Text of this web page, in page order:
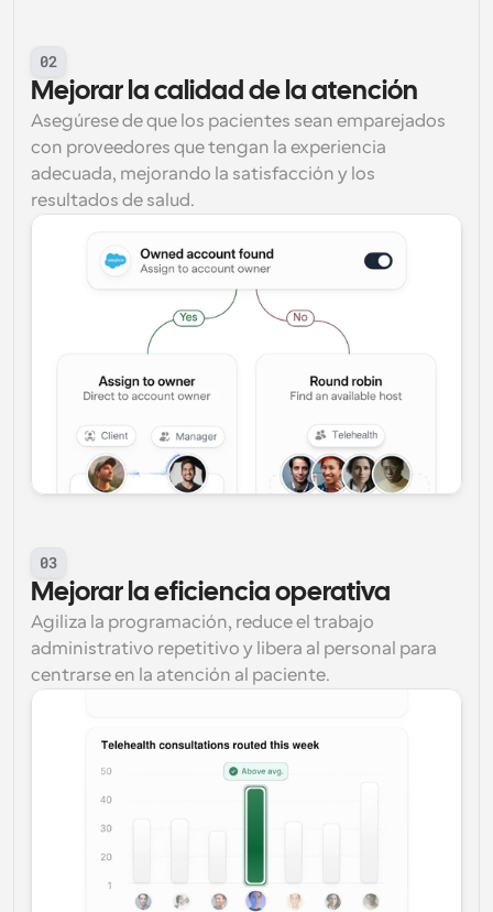
02
Mejorar la calidad de la atención
Asegúrese de que los pacientes sean emparejados
con proveedores que tengan la experiencia
adecuada, mejorando la satisfacción y los
resultados de salud.
03
Mejorar la eficiencia operativa
Agiliza la programación, reduce el trabajo
administrativo repetitivo y libera al personal para
centrarse en la atención al paciente.